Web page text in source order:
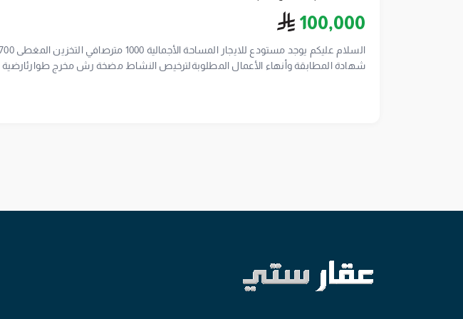
100,000